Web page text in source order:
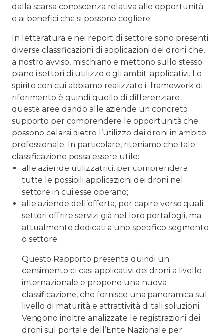
dalla scarsa conoscenza relativa alle opportunità
e ai benefici che si possono cogliere.
In letteratura e nei report di settore sono presenti
diverse classificazioni di applicazioni dei droni che,
a nostro avviso, mischiano e mettono sullo stesso
piano i settori di utilizzo e gli ambiti applicativi. Lo
spirito con cui abbiamo realizzato il framework di
riferimento è quindi quello di differenziare
queste aree dando alle aziende un concreto
supporto per comprendere le opportunità che
possono celarsi dietro l’utilizzo dei droni in ambito
professionale. In particolare, riteniamo che tale
classificazione possa essere utile:
alle aziende utilizzatrici, per comprendere
tutte le possibili applicazioni dei droni nel
settore in cui esse operano;
alle aziende dell’offerta, per capire verso quali
settori offrire servizi già nel loro portafogli, ma
attualmente dedicati a uno specifico segmento
o settore.
Questo Rapporto presenta quindi un
censimento di casi applicativi dei droni a livello
internazionale e propone una nuova
classificazione, che fornisce una panoramica sul
livello di maturità e attrattività di tali soluzioni.
Vengono inoltre analizzate le registrazioni dei
droni sul portale dell’Ente Nazionale per